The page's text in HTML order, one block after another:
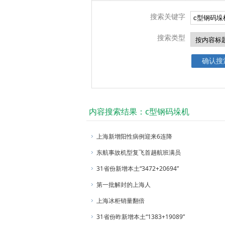
搜索关键字
搜索类型
内容搜索结果：c型钢码垛机
上海新增阳性病例迎来6连降
东航事故机型复飞首趟航班满员
31省份新增本土“3472+20694”
第一批解封的上海人
上海冰柜销量翻倍
31省份昨新增本土“1383+19089”